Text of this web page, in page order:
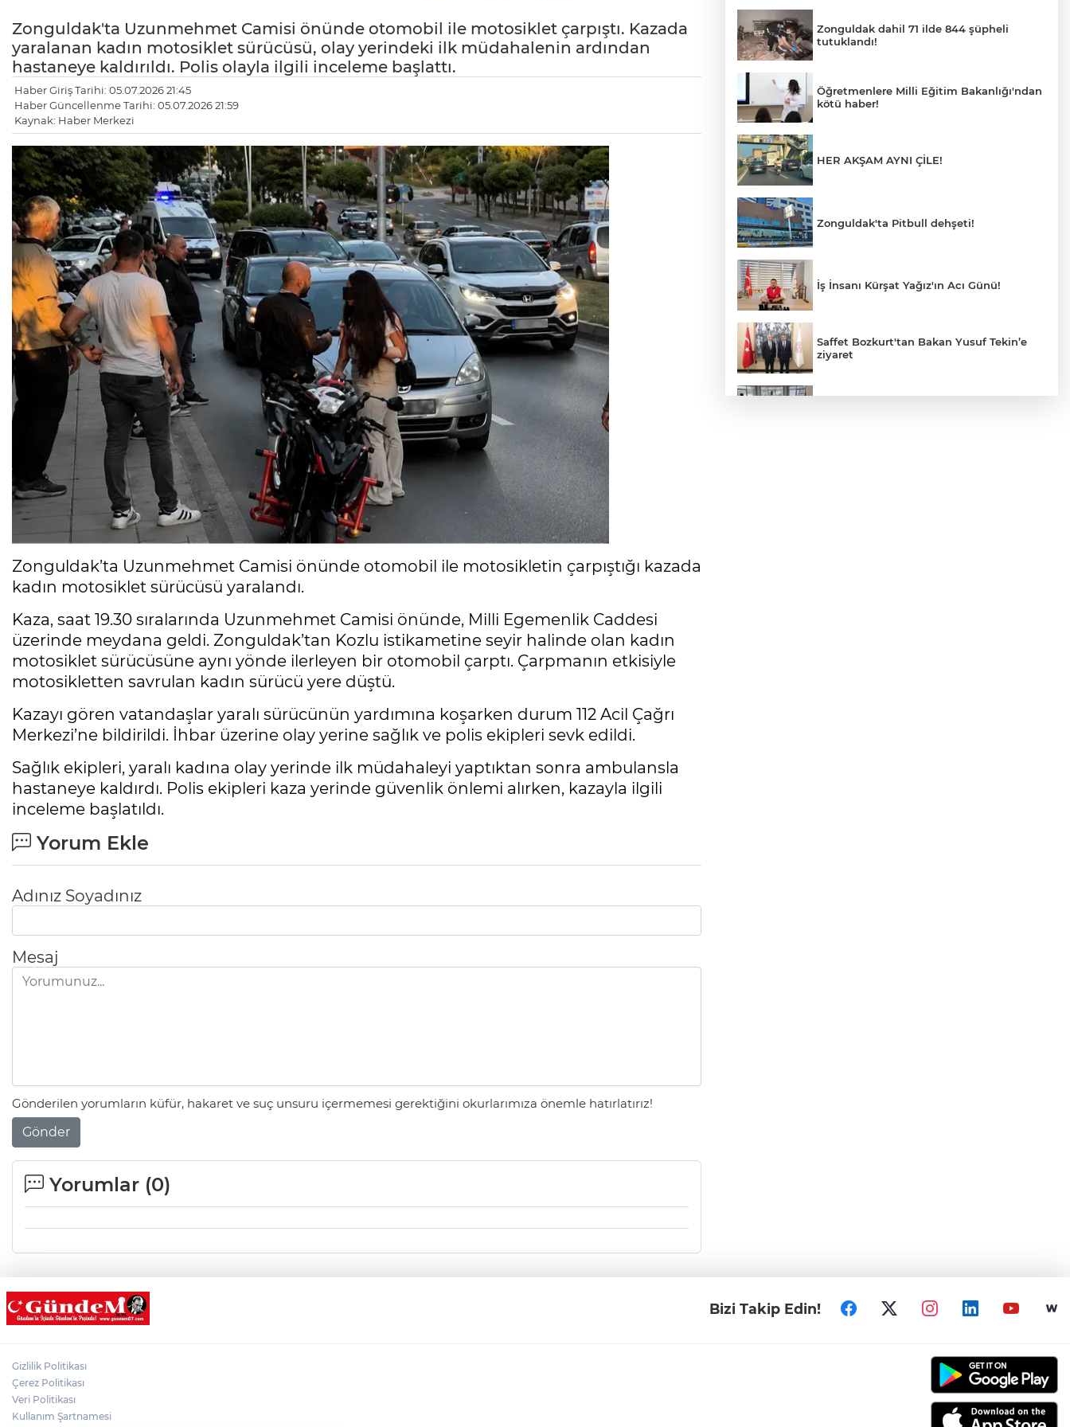
Zonguldak'ta Uzunmehmet Camisi önünde otomobil ile motosiklet çarpıştı. Kazada
yaralanan kadın motosiklet sürücüsü, olay yerindeki ilk müdahalenin ardından
hastaneye kaldırıldı. Polis olayla ilgili inceleme başlattı.
Haber Giriş Tarihi: 05.07.2026 21:45
Haber Güncellenme Tarihi: 05.07.2026 21:59
Kaynak: Haber Merkezi
Zonguldak’ta Uzunmehmet Camisi önünde otomobil ile motosikletin çarpıştığı kazada
kadın motosiklet sürücüsü yaralandı.
Kaza, saat 19.30 sıralarında Uzunmehmet Camisi önünde, Milli Egemenlik Caddesi
üzerinde meydana geldi. Zonguldak’tan Kozlu istikametine seyir halinde olan kadın
motosiklet sürücüsüne aynı yönde ilerleyen bir otomobil çarptı. Çarpmanın etkisiyle
motosikletten savrulan kadın sürücü yere düştü.
Kazayı gören vatandaşlar yaralı sürücünün yardımına koşarken durum 112 Acil Çağrı
Merkezi’ne bildirildi. İhbar üzerine olay yerine sağlık ve polis ekipleri sevk edildi.
Sağlık ekipleri, yaralı kadına olay yerinde ilk müdahaleyi yaptıktan sonra ambulansla
hastaneye kaldırdı. Polis ekipleri kaza yerinde güvenlik önlemi alırken, kazayla ilgili
inceleme başlatıldı.
Yorum Ekle
Adınız Soyadınız
Mesaj
Gönderilen yorumların küfür, hakaret ve suç unsuru içermemesi gerektiğini okurlarımıza önemle hatırlatırız!
Gönder
Yorumlar (0)
Zonguldak dahil 71 ilde 844 şüpheli
tutuklandı!
Öğretmenlere Milli Eğitim Bakanlığı'ndan
kötü haber!
HER AKŞAM AYNI ÇİLE!
Zonguldak'ta Pitbull dehşeti!
İş İnsanı Kürşat Yağız'ın Acı Günü!
Saffet Bozkurt'tan Bakan Yusuf Tekin’e
ziyaret
Bizi Takip Edin!
Gizlilik Politikası
Çerez Politikası
Veri Politikası
Kullanım Şartnamesi